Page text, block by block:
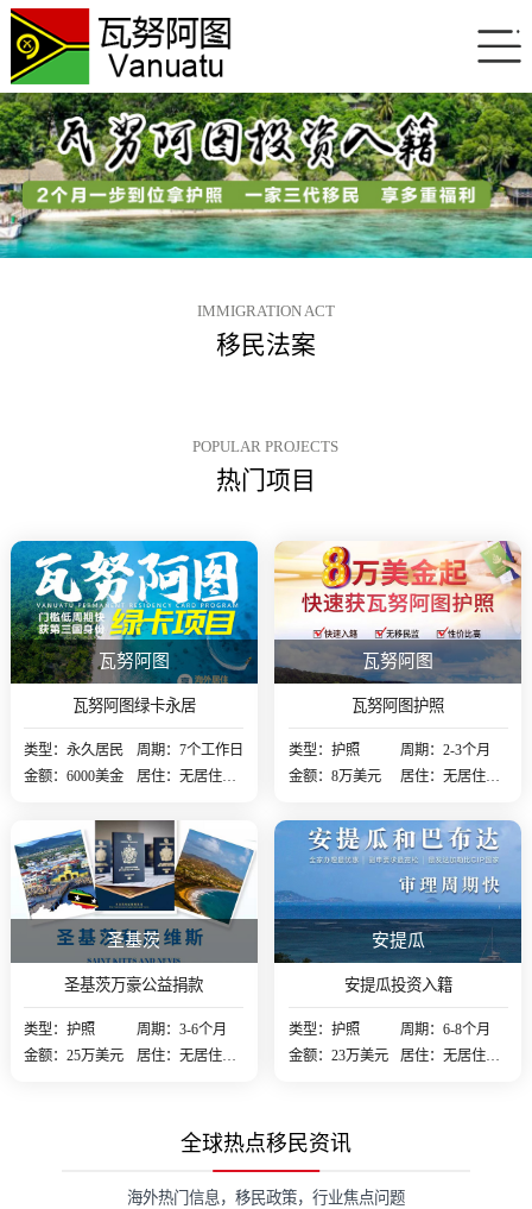
IMMIGRATION ACT
移民法案
POPULAR PROJECTS
热门项目
瓦努阿图
瓦努阿图绿卡永居
类型：永久居民
周期：7个工作日
金额：6000美金
居住：无居住要
瓦努阿图
瓦努阿图护照
类型：护照
周期：2-3个月
金额：8万美元
居住：无居住要
圣基茨
圣基茨万豪公益捐款
类型：护照
周期：3-6个月
金额：25万美元
居住：无居住要
安提瓜
安提瓜投资入籍
类型：护照
周期：6-8个月
金额：23万美元
居住：无居住要
全球热点移民资讯
海外热门信息，移民政策，行业焦点问题